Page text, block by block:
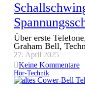
Über erste
Graham Bell,
27. April 2025
Keine Kommentare
Hör-Technik